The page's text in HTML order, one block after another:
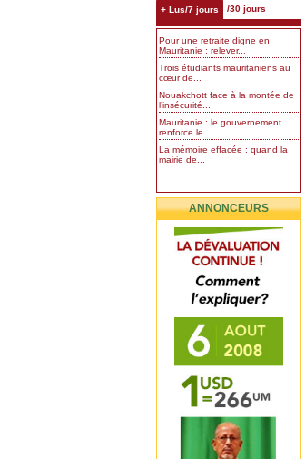
+ Lus/7 jours /30 jours
Pour une retraite digne en
Mauritanie : relever...
Trois étudiants mauritaniens au
cœur de...
Nouakchott face à la montée de
l’insécurité...
Mauritanie : le gouvernement
renforce le...
La mémoire effacée : quand la
mairie de...
ANNONCEURS